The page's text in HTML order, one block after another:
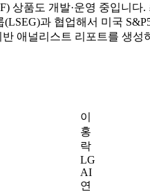
상품도 개발·운영 중입니다
(LSEG)과 협업해서 미국
애널리스트 리포트를 생성
이
홍
락
LG
AI
연